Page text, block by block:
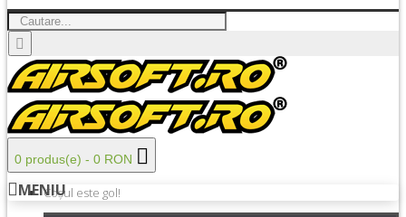
0 produs(e) - 0 RON
Coșul este gol!
MENIU